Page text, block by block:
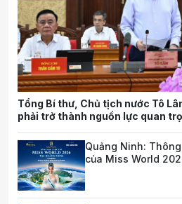
Tổng Bí thư, Chủ tịch nước Tô
phải trở thành nguồn lực quan
Quảng Ninh:
của Miss World